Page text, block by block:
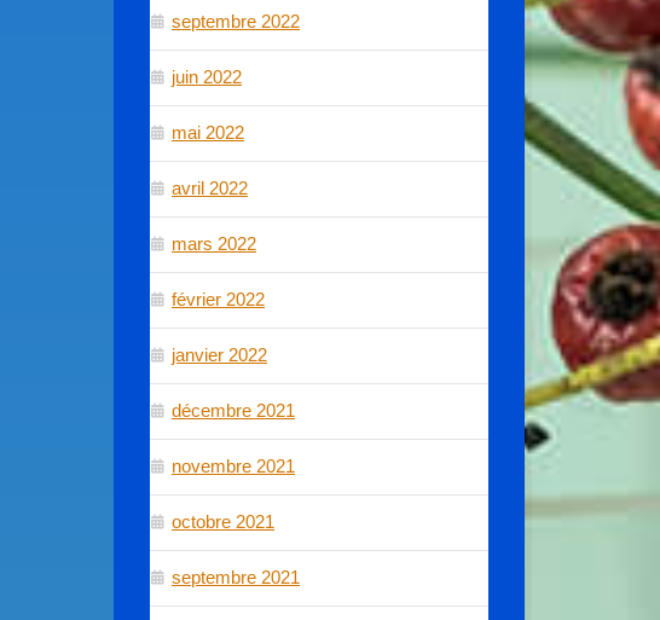
septembre 2022
juin 2022
mai 2022
avril 2022
mars 2022
février 2022
janvier 2022
décembre 2021
novembre 2021
octobre 2021
septembre 2021